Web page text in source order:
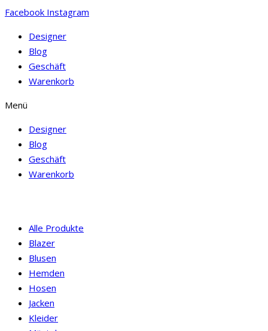
Facebook Instagram
Designer
Blog
Geschäft
Warenkorb
Menü
Designer
Blog
Geschäft
Warenkorb
Alle Produkte
Blazer
Blusen
Hemden
Hosen
Jacken
Kleider